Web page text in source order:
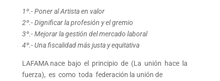
1º.- Poner al Artista en valor
2º.- Dignificar la profesión y el gremio
3º.- Mejorar la gestión del mercado laboral
4º.- Una fiscalidad más justa y equitativa
LAFAMA nace bajo el principio de (La unión hace la
fuerza), es como toda federación la unión de